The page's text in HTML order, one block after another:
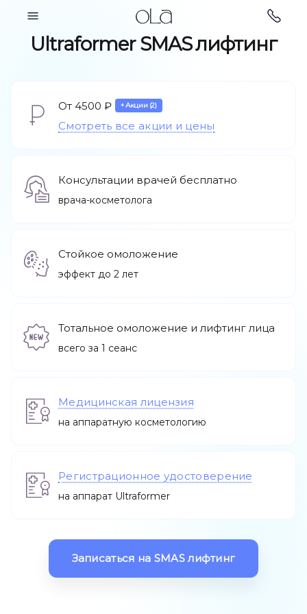
Косметология
услуги
Ногтевой сервис
О нас
Записаться
Косметология
Ultraformer SMAS лифтинг
От 4500 ₽ + Акции (2)
Смотреть все акции и цены
Консультации врачей бесплатно
врача-косметолога
Стойкое омоложение
эффект до 2 лет
Тотальное омоложение и лифтинг лица
всего за 1 сеанс
Медицинская лицензия
на аппаратную косметологию
Регистрационное удостоверение
на аппарат Ultraformer
Записаться на SMAS лифтинг